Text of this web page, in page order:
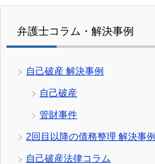
弁護士コラム・解決事例
自己破産 解決事例
自己破産
管財事件
2回目以降の債務整理 解決事例
自己破産法律コラム